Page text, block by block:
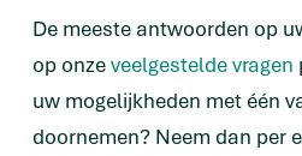
De meeste antwoorden op
op onzeveelgestelde vragen
uw mogelijkheden met één
doornemen? Neem dan per